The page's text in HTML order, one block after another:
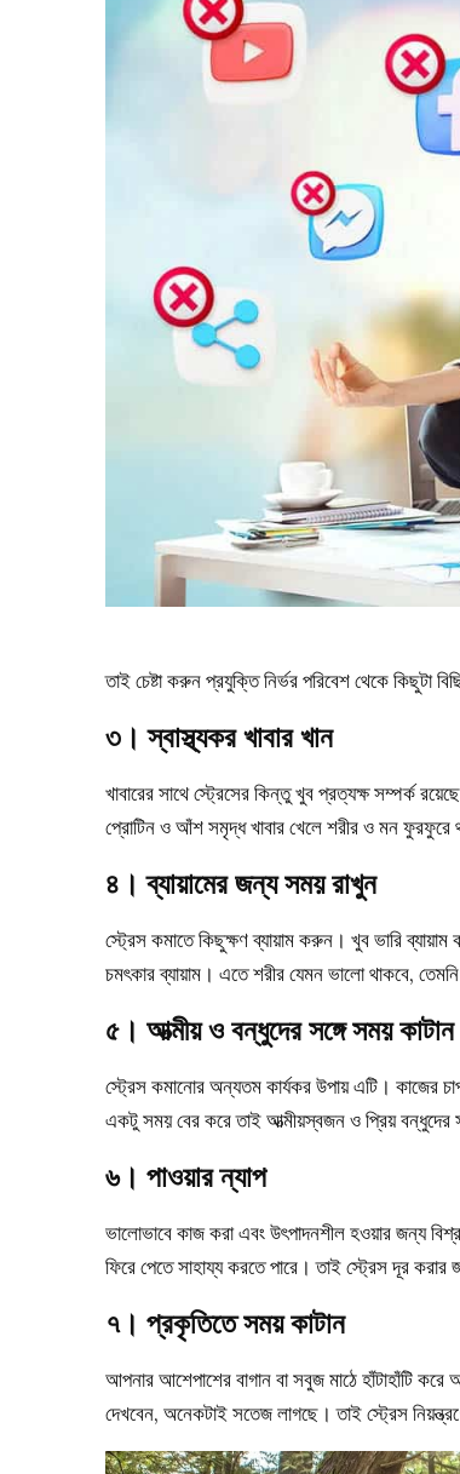
তাই চেষ্টা করুন প্রযুক্তি নির্ভর পরিবেশ থেকে কিছুটা
৩। স্বাস্থ্যকর খাবার খান
খাবারের সাথে স্ট্রেসের কিন্তু খুব প্রত্যক্ষ সম্পর্ক
প্রোটিন ও আঁশ সমৃদ্ধ খাবার খেলে শরীর ও মন ফুরফুরে
৪। ব্যায়ামের জন্য সময় রাখুন
স্ট্রেস কমাতে কিছুক্ষণ ব্যায়াম করুন। খুব ভারি ব্যায়াম
চমৎকার ব্যায়াম। এতে শরীর যেমন ভালো থাকবে,
৫। আত্মীয় ও বন্ধুদের সঙ্গে সময় কাটান
স্ট্রেস কমানোর অন্যতম কার্যকর উপায় এটি। কাজের
একটু সময় বের করে তাই আত্মীয়স্বজন ও প্রিয় বন্ধুদের
৬। পাওয়ার ন্যাপ
ভালোভাবে কাজ করা এবং উৎপাদনশীল হওয়ার জন্য
ফিরে পেতে সাহায্য করতে পারে। তাই স্ট্রেস দূর করার
৭। প্রকৃতিতে সময় কাটান
আপনার আশেপাশের বাগান বা সবুজ মাঠে হাঁটাহাঁটি
দেখবেন, অনেকটাই সতেজ লাগছে। তাই স্ট্রেস